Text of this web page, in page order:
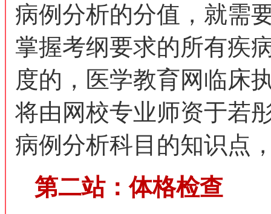
病例分析的分值，就需
掌握考纲要求的所有疾
度的，医学教育网临床
将由网校专业师资于若
病例分析科目的知识点
第二站：体格检查